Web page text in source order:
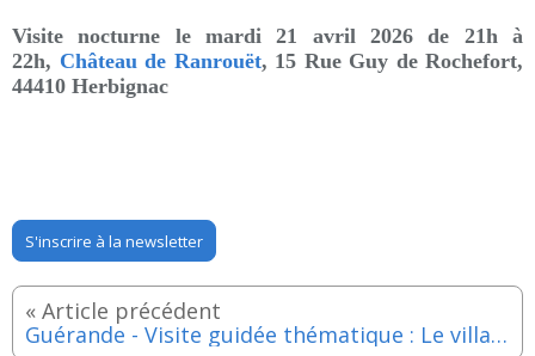
Visite nocturne le mardi 21 avril 2026 de 21h à
22h, Château de Ranrouët, 15 Rue Guy de Rochefort,
44410 Herbignac
S'inscrire à la newsletter
Guérande - Visite guidée thématique : Le village de Clis - Dimanche 19 avril 2026